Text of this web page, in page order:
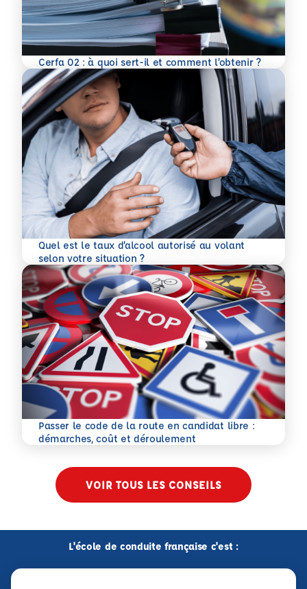
Cerfa 02 : à quoi sert-il et comment l’obtenir ?
En savoir plus
Quel est le taux d’alcool autorisé au volant
selon votre situation ?
En savoir plus
Passer le code de la route en candidat libre :
démarches, coût et déroulement
En savoir plus
VOIR TOUS LES CONSEILS
L'école de conduite française c'est :